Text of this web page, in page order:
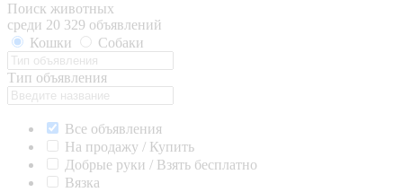
Поиск животных
среди 20 329 объявлений
Кошки
Собаки
Тип объявления
Все объявления
На продажу / Купить
Добрые руки / Взять бесплатно
Вязка